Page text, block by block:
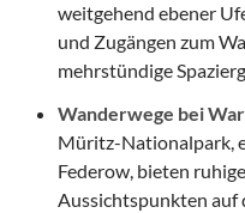
weitgehend ebener
und Zugängen zum
mehrstündige
Wanderwege bei
Müritz-Nationalpark,
Federow, bieten
Aussichtspunkten auf